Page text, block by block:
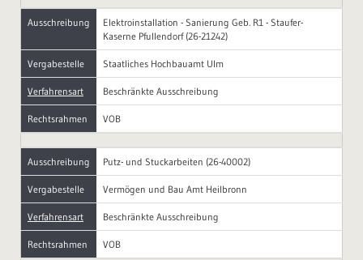
Ausschreibung
Elektroinstallation - Sanierung Geb. R1 - Staufer-
Kaserne Pfullendorf (26-21242)
Vergabestelle Staatliches Hochbauamt Ulm
Verfahrensart Beschränkte Ausschreibung
Rechtsrahmen VOB
Ausschreibung Putz- und Stuckarbeiten (26-40002)
Vergabestelle Vermögen und Bau Amt Heilbronn
Verfahrensart Beschränkte Ausschreibung
Rechtsrahmen VOB